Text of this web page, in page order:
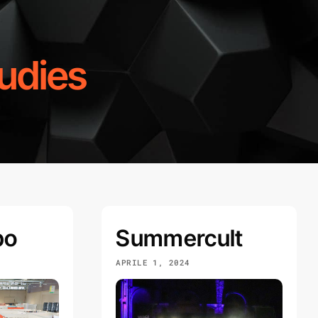
Summercult
APRILE 1, 2024